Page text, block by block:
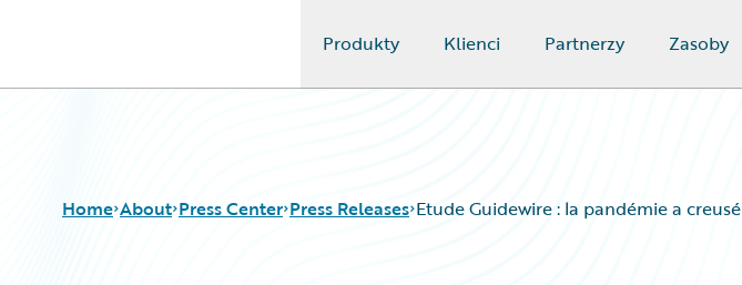
Produkty Klienci Partnerzy Zasoby
Home About Press Center Press Releases Etude Guidewire : la pandémie a